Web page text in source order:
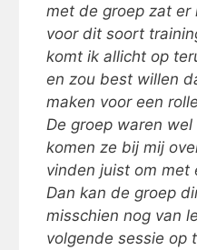
met de groep zat
voor dit soort
komt ik allicht op
en zou best willen
maken voor een
De groep waren
komen ze bij mij
vinden juist om met
Dan kan de groep
misschien nog van
volgende sessie op